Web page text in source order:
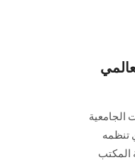
الجامعية
تنظمه
المكتب